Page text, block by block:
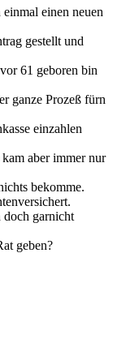
einen neuen
gestellt und
61 geboren bin
ganze Prozeß fürn
einzahlen
aber immer nur
bekomme.
doch garnicht
geben?